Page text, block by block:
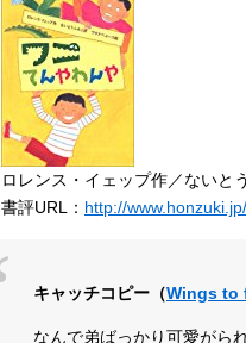
ロレンス・イェップ作／ないと
書評URL： http://
キャッチコピー（Wings to
なんで弟ばっかり可愛がら